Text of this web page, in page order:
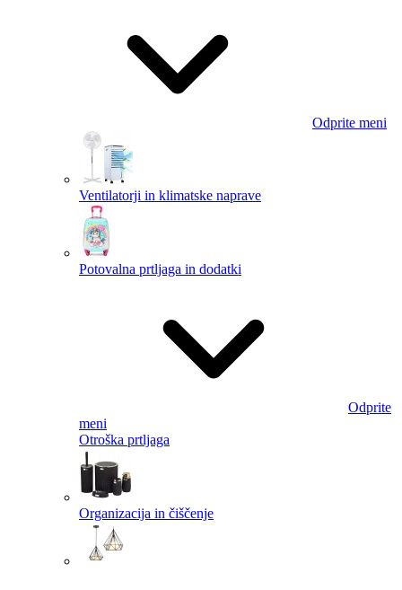
Odprite meni
Ventilatorji in klimatske naprave
Potovalna prtljaga in dodatki
Odprite
meni
Otroška prtljaga
Organizacija in čiščenje